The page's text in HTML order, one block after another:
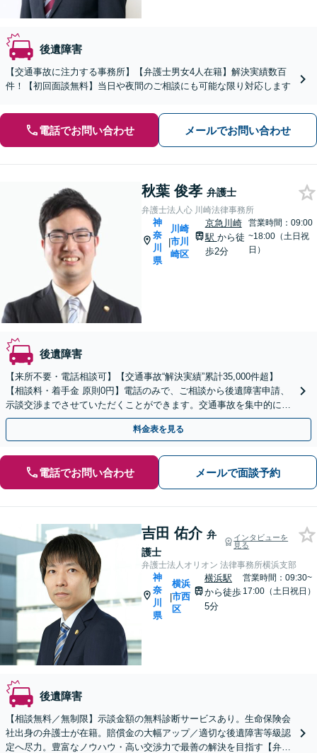
後遺障害
【交通事故に注力する事務所】【弁護士男女4人在籍】解決実績数百
件！【初回面談無料】当日や夜間のご相談にも可能な限り対応します
電話でお問い合わせ メールでお問い合わせ
秋葉 俊孝 弁護士
弁護士法人心 川崎法律事務所
神
奈
川
県
|
川崎
市川
崎区
京急川崎
駅 から徒
歩2分
営業時間：09:00
~18:00（土日祝
日）
後遺障害
【来所不要・電話相談可】【交通事故“解決実績”累計35,000件超】
【相談料・着手金 原則0円】電話のみで、ご相談から後遺障害申請、
示談交渉までさせていただくことができます。交通事故を集中的に取
り扱っている弁護士が全力でサポート！
料金表を見る
電話でお問い合わせ メールで面談予約
吉田 佑介 弁
護士
インタビューを
見る
弁護士法人オリオン 法律事務所横浜支部
神
奈
川
県
|
横浜
市西
区
横浜駅
から徒歩
5分
営業時間：09:30~
17:00（土日祝日）
後遺障害
【相談無料／無制限】示談金額の無料診断サービスあり。生命保険会
社出身の弁護士が在籍。賠償金の大幅アップ／適切な後遺障害等級認
定へ尽力。豊富なノウハウ・高い交渉力で最善の解決を目指す【弁護